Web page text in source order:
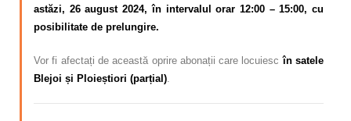
astăzi, 26 august 2024, în intervalul orar 12:00 – 15:00, cu
posibilitate de prelungire.
Vor fi afectați de această oprire abonații care locuiescîn satele
Blejoi și Ploieștiori (parțial)